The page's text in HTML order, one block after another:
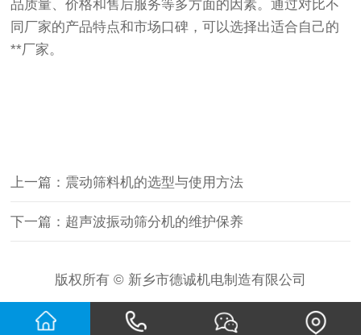
品质量、价格和售后服务等多方面的因素。通过对比不
同厂家的产品特点和市场口碑，可以选择出适合自己的
**厂家。
上一篇：震动筛料机的选型与使用方法
下一篇：超声波振动筛分机的维护保养
版权所有 © 新乡市德诚机电制造有限公司